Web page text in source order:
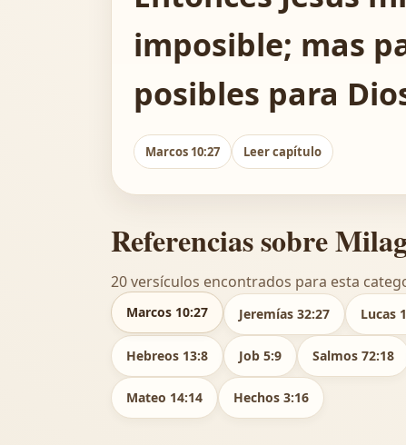
imposible; mas
posibles para
Marcos 10:27 Leer capítulo
Referencias sobre
20 versículos encontrados para esta
Marcos 10:27 Jeremías 32:27 Lucas
Hebreos 13:8 Job 5:9 Salmos 72:18
Mateo 14:14 Hechos 3:16